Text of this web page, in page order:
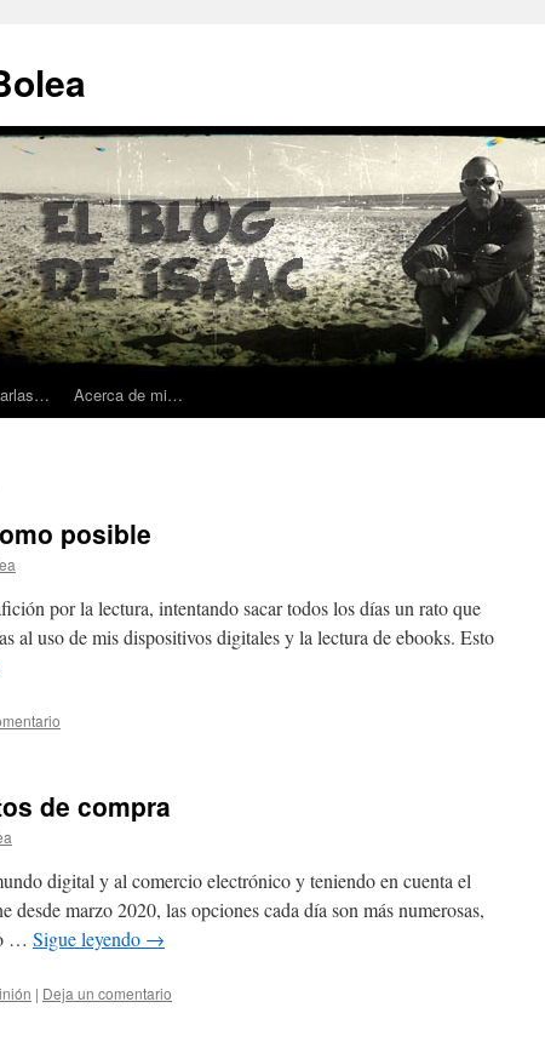
Acerca de mi…
posible
por la lectura, intentando sacar todos los días un rato que
al uso de mis dispositivos digitales y la lectura de ebooks. Esto
de compra
digital y al comercio electrónico y teniendo en cuenta el
desde marzo 2020, las opciones cada día son más numerosas,
… Sigue leyendo →
| Deja un comentario